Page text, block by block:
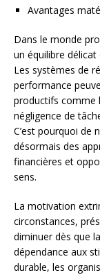
Avantages
Dans le monde
un équilibre
Les systèmes de
performance
productifs comme
négligence de
C’est pourquoi de
désormais des
financières et
sens.
La motivation
circonstances,
diminuer dès que
dépendance aux
durable, les